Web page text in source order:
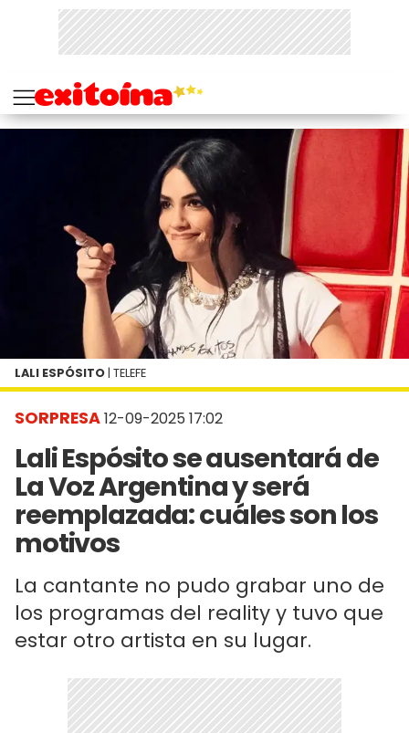
SORPRESA12-09-2025 17:02
Lali Espósito se ausentará de
La Voz Argentina y será
reemplazada: cuáles son los
motivos
La cantante no pudo grabar uno de
los programas del reality y tuvo que
estar otro artista en su lugar.
LALI ESPÓSITO | TELEFE